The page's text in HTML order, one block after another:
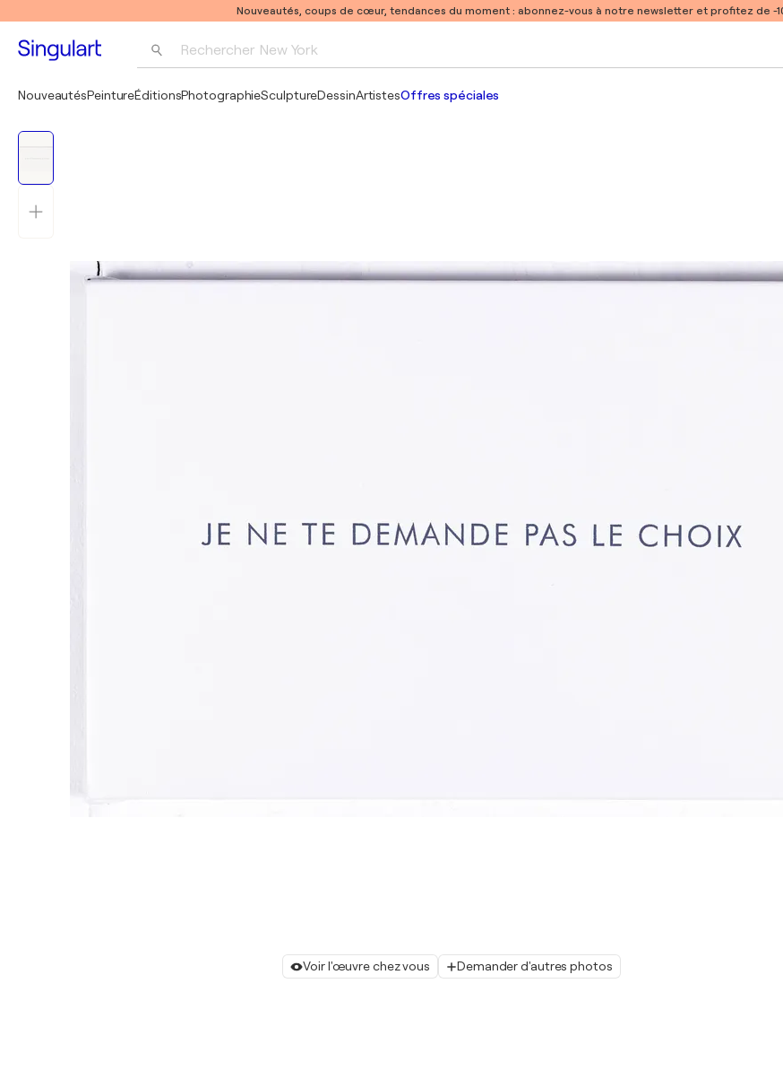
Nouveautés, coups de cœur, tendances du moment : abonnez-vous à notre newsletter et profitez de -
Rechercher New York
NouveautésPeintureÉditionsPhotographieSculptureDessinArtistesOffres spéciales
Voir l'œuvre chez vous Demander d'autres photos